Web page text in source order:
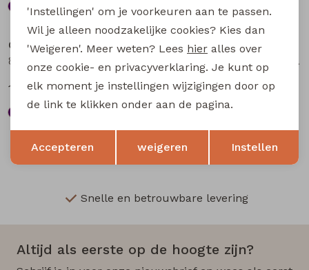
Sale
City Life
18,74 24,99
City Life
804275 W20019 dames Jurk Bruin
14,99 19,99
Snelle en betrouwbare levering
Altijd als eerste op de hoogte zijn?
Terug Opslaan
'Instellingen' om je voorkeuren aan te passen.
Wil je alleen noodzakelijke cookies? Kies dan
'Weigeren'. Meer weten? Lees hier alles over
onze cookie- en privacyverklaring. Je kunt op
elk moment je instellingen wijzigingen door op
de link te klikken onder aan de pagina.
Accepteren weigeren Instellen